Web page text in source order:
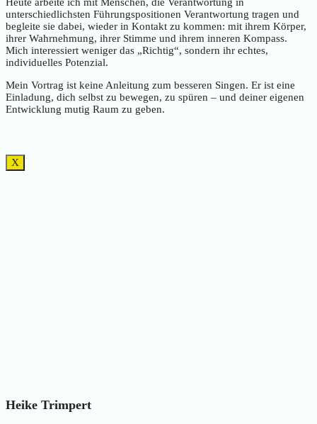
unterschiedlichsten Führungspositionen Verantwortung tragen und
begleite sie dabei, wieder in Kontakt zu kommen: mit ihrem Körper,
ihrer Wahrnehmung, ihrer Stimme und ihrem inneren Kompass.
Mich interessiert weniger das „Richtig“, sondern ihr echtes,
individuelles Potenzial.
Mein Vortrag ist keine Anleitung zum besseren Singen. Er ist eine
Einladung, dich selbst zu bewegen, zu spüren – und deiner eigenen
Entwicklung mutig Raum zu geben.
X
Heike Trimpert